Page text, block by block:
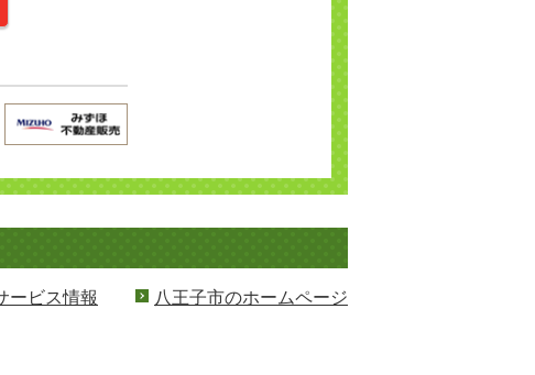
ービス情報 八王子市のホームページ